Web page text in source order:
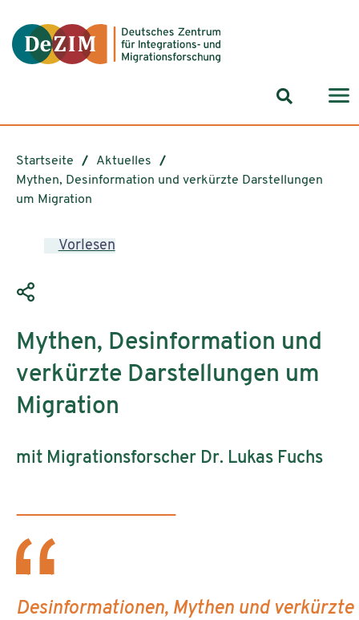
Startseite
Aktuelles
Mythen, Desinformation und verkürzte Darstellungen
um Migration
Vorlesen
Mythen, Desinformation und
verkürzte Darstellungen um
Migration
mit Migrationsforscher Dr. Lukas Fuchs
Desinformationen, Mythen und verkürzte